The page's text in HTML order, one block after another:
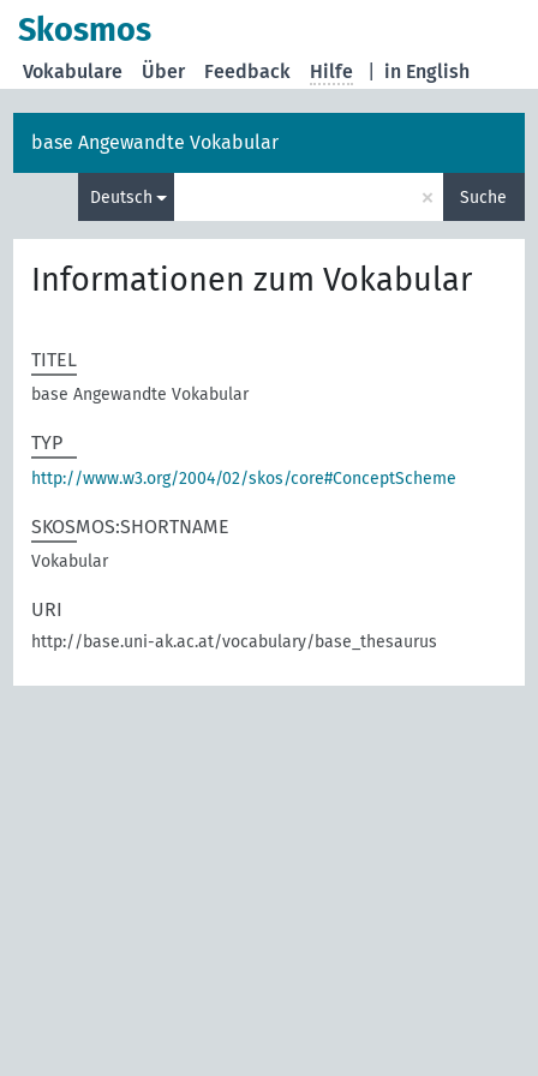
Skosmos
in English
Vokabulare Über Feedback Hilfe
base Angewandte Vokabular
Deutsch × Suche
Informationen zum Vokabular
TITEL
base Angewandte Vokabular
TYP
http://www.w3.org/2004/02/skos/core#ConceptScheme
SKOSMOS:SHORTNAME
Vokabular
URI
http://base.uni-ak.ac.at/vocabulary/base_thesaurus